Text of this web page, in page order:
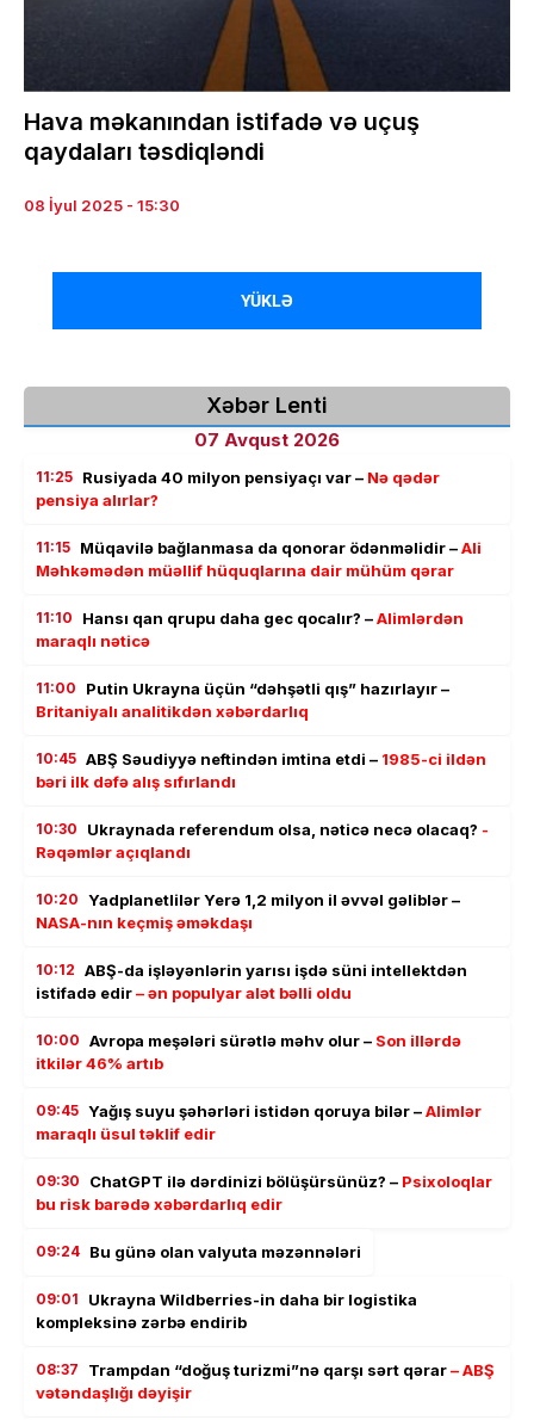
Hava məkanından istifadə və uçuş
qaydaları təsdiqləndi
08 İyul 2025 - 15:30
YÜKLƏ
Xəbər Lenti
07 Avqust 2026
11:25 Rusiyada 40 milyon pensiyaçı var – Nə qədər
pensiya alırlar?
11:15 Müqavilə bağlanmasa da qonorar ödənməlidir –Ali
Məhkəmədən müəllif hüquqlarına dair mühüm qərar
11:10 Hansı qan qrupu daha gec qocalır? –Alimlərdən
maraqlı nəticə
11:00
Putin Ukrayna üçün “dəhşətli qış” hazırlayır –
Britaniyalı analitikdən xəbərdarlıq
10:45 ABŞ Səudiyyə neftindən imtina etdi – 1985-ci ildən
bəri ilk dəfə alış sıfırlandı
10:30 Ukraynada referendum olsa, nəticə necə olacaq? -
Rəqəmlər açıqlandı
10:20 Yadplanetlilər Yerə 1,2 milyon il əvvəl gəliblər –
NASA-nın keçmiş əməkdaşı
10:12 ABŞ-da işləyənlərin yarısı işdə süni intellektdən
istifadə edir– ən populyar alət bəlli oldu
10:00 Avropa meşələri sürətlə məhv olur – Son illərdə
itkilər 46% artıb
09:45 Yağış suyu şəhərləri istidən qoruya bilər –Alimlər
maraqlı üsul təklif edir
09:30 ChatGPT ilə dərdinizi bölüşürsünüz? – Psixoloqlar
bu risk barədə xəbərdarlıq edir
09:24 Bu günə olan valyuta məzənnələri
09:01
Ukrayna Wildberries-in daha bir logistika
kompleksinə zərbə endirib
08:37 Trampdan “doğuş turizmi”nə qarşı sərt qərar– ABŞ
vətəndaşlığı dəyişir